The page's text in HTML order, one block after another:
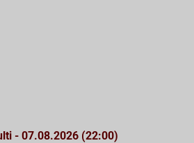
- 07.08.2026 (22:00)